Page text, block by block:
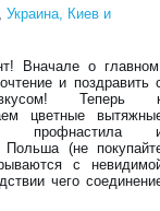
,Украина, Киев и
Вначале о
и поздравить
Теперь
цветные
профнастила
Польша (не
с
чего